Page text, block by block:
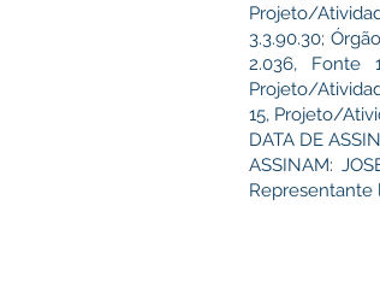
Projeto/
3.3.90.30;
2.036, Fonte
Projeto/
15, Projeto/
DATA DE
ASSINAM:
Representante